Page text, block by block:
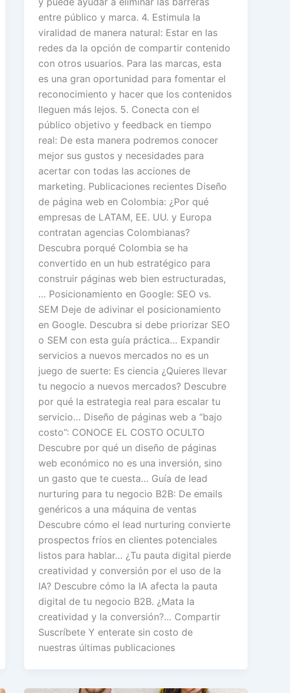
entre público y marca. 4. Estimula la
viralidad de manera natural: Estar en las
redes da la opción de compartir contenido
con otros usuarios. Para las marcas, esta
es una gran oportunidad para fomentar el
reconocimiento y hacer que los contenidos
lleguen más lejos. 5. Conecta con el
público objetivo y feedback en tiempo
real: De esta manera podremos conocer
mejor sus gustos y necesidades para
acertar con todas las acciones de
marketing. Publicaciones recientes Diseño
de página web en Colombia: ¿Por qué
empresas de LATAM, EE. UU. y Europa
contratan agencias Colombianas?
Descubra porqué Colombia se ha
convertido en un hub estratégico para
construir páginas web bien estructuradas,
… Posicionamiento en Google: SEO vs.
SEM Deje de adivinar el posicionamiento
en Google. Descubra si debe priorizar SEO
o SEM con esta guía práctica… Expandir
servicios a nuevos mercados no es un
juego de suerte: Es ciencia ¿Quieres llevar
tu negocio a nuevos mercados? Descubre
por qué la estrategia real para escalar tu
servicio… Diseño de páginas web a “bajo
costo”: CONOCE EL COSTO OCULTO
Descubre por qué un diseño de páginas
web económico no es una inversión, sino
un gasto que te cuesta… Guía de lead
nurturing para tu negocio B2B: De emails
genéricos a una máquina de ventas
Descubre cómo el lead nurturing convierte
prospectos fríos en clientes potenciales
listos para hablar… ¿Tu pauta digital pierde
creatividad y conversión por el uso de la
IA? Descubre cómo la IA afecta la pauta
digital de tu negocio B2B. ¿Mata la
creatividad y la conversión?… Compartir
Suscríbete Y enterate sin costo de
nuestras últimas publicaciones